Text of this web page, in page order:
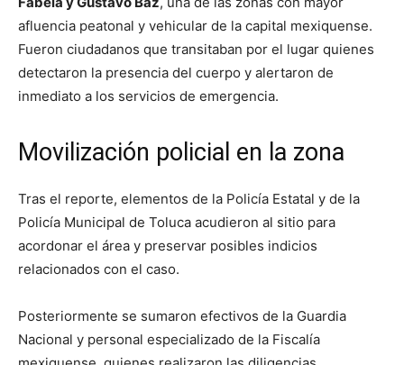
afluencia peatonal y vehicular de la capital mexiquense.
Fueron ciudadanos que transitaban por el lugar quienes
detectaron la presencia del cuerpo y alertaron de
inmediato a los servicios de emergencia.
Movilización policial en la zona
Tras el reporte, elementos de la Policía Estatal y de la
Policía Municipal de Toluca acudieron al sitio para
acordonar el área y preservar posibles indicios
relacionados con el caso.
Posteriormente se sumaron efectivos de la Guardia
Nacional y personal especializado de la Fiscalía